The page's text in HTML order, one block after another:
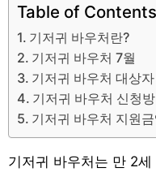
Table of Contents
기저귀 바우처란?
기저귀 바우처 7월
기저귀 바우처 대상자
기저귀 바우처 신청
기저귀 바우처 지원금
기저귀 바우처는 만 2